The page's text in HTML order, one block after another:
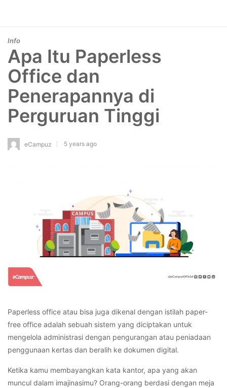
Info
Apa Itu Paperless
Office dan
Penerapannya di
Perguruan Tinggi
eCampuz 5 years ago
Paperless office atau bisa juga dikenal dengan istilah paper-
free office adalah sebuah sistem yang diciptakan untuk
mengelola administrasi dengan pengurangan atau peniadaan
penggunaan kertas dan beralih ke dokumen digital.
Ketika kamu membayangkan kata kantor, apa yang akan
muncul dalam imajinasimu? Orang-orang berdasi dengan meja